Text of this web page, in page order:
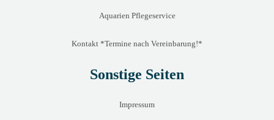
Aquarien Pflegeservice
Kontakt *Termine nach Vereinbarung!*
Sonstige Seiten
Impressum